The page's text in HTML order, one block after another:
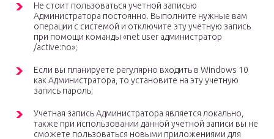
Не стоит пользоваться учетной записью
Администратора постоянно. Выполните нужные вам
операции с системой и отключите эту учетную запись
при помощи команды «net user администратор
/active:no»;
Если вы планируете регулярно входить в Windows 10
как Администратора, то установите на эту учетную
запись пароль;
Учетная запись Администратора является локально,
также при использовании данной учетной записи вы не
сможете пользоваться новыми приложениями для